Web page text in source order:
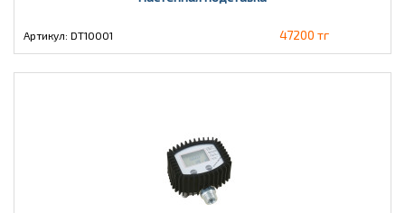
Артикул: DT10001 47200 тг